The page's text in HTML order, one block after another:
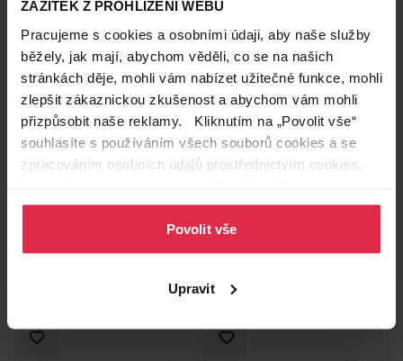
ZÁŽITEK Z PROHLÍŽENÍ WEBU
Pracujeme s cookies a osobními údaji, aby naše služby
běžely, jak mají, abychom věděli, co se na našich
stránkách děje, mohli vám nabízet užitečné funkce, mohli
zlepšit zákaznickou zkušenost a abychom vám mohli
přizpůsobit naše reklamy. Kliknutím na „Povolit vše“
souhlasíte s používáním všech souborů cookies a se
zpracováním osobních údajů prostřednictvím cookies.
osobních údajů.
Povolit vše
Upravit
Carla 70% hořká s drcenými
oříšky 80 g
44,90 Kč
Miltonas hříbečky s mléčnou
čokoládou 60 g
26,90 Kč